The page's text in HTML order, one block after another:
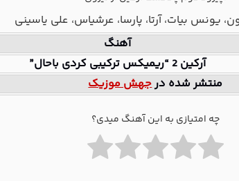
یونس بیات، آرتا، پارسا، عرشیاس، علی یاسینی
آهنگ
آرکین 2 “ریمیکس ترکیبی کردی باحال”
منتشر شده درجهش موزیک
چه امتیازی به این آهنگ میدی؟